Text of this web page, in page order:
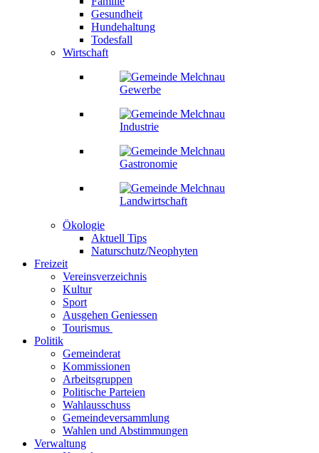
Gesundheit
Hundehaltung
Todesfall
Wirtschaft
Gewerbe
Industrie
Gastronomie
Landwirtschaft
Ökologie
Aktuell Tips
Naturschutz/Neophyten
Freizeit
Vereinsverzeichnis
Kultur
Sport
Ausgehen Geniessen
Tourismus
Politik
Gemeinderat
Kommissionen
Arbeitsgruppen
Politische Parteien
Wahlausschuss
Gemeindeversammlung
Wahlen und Abstimmungen
Verwaltung